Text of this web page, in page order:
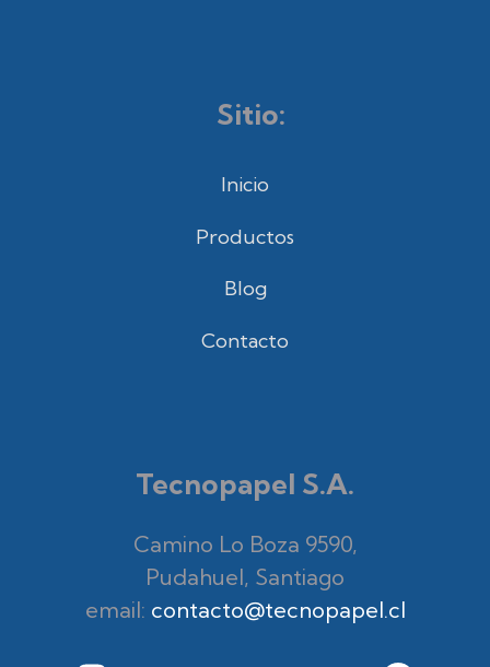
Sitio:
Inicio
Productos
Blog
Contacto
Tecnopapel S.A.
Camino Lo Boza 9590,
Pudahuel, Santiago
email: contacto@tecnopapel.cl